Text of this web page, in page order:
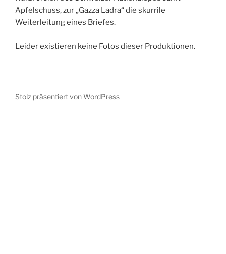
Apfelschuss, zur „Gazza Ladra“ die skurrile
Weiterleitung eines Briefes.
Leider existieren keine Fotos dieser Produktionen.
Stolz präsentiert von WordPress